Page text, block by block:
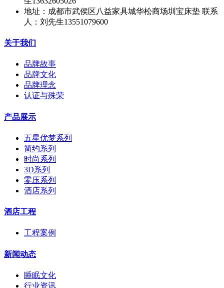
地址：成都市武侯区八益家具城华松商场圳宝床垫 联系
人：刘先生13551079600
关于我们
品牌故事
品牌文化
品牌理念
认证与殊荣
产品展示
五星优梦系列
简约系列
时尚系列
3D系列
零压系列
酒店系列
酒店工程
工程案例
新闻动态
睡眠文化
行业资讯